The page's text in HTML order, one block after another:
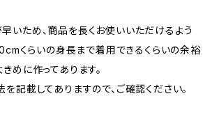
いため、商品を長くお使いいただけるよう
くらいの身長まで着用できるくらいの余裕
めに作ってあります。
記載してありますので、ご確認ください。